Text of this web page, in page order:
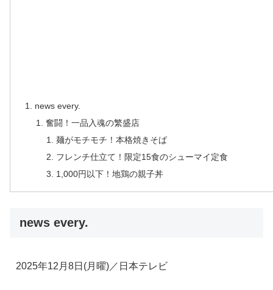
news every.
奮闘！一品入魂の繁盛店
麺がモチモチ！本格焼きそば
フレンチ仕立て！限定15食のシューマイ定食
1,000円以下！地鶏の親子丼
news every.
2025年12月8日 (月曜) ／日本テレビ